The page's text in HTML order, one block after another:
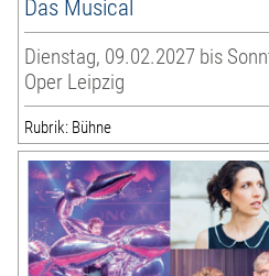
Das Musical
Dienstag, 09.02.2027 bis
Oper Leipzig
Rubrik: Bühne